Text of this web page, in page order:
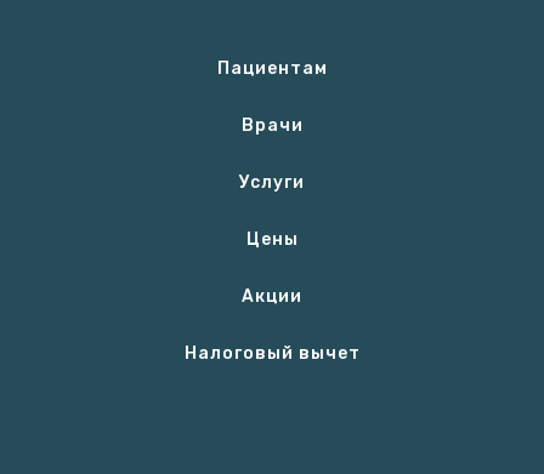
Пациентам
Врачи
Услуги
Цены
Акции
Налоговый вычет